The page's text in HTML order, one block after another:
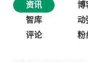
资讯 博
智库
动
评论
粉